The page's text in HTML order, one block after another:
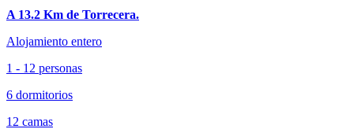
A 13.2 Km de Torrecera.
Alojamiento entero
1 - 12 personas
6 dormitorios
12 camas